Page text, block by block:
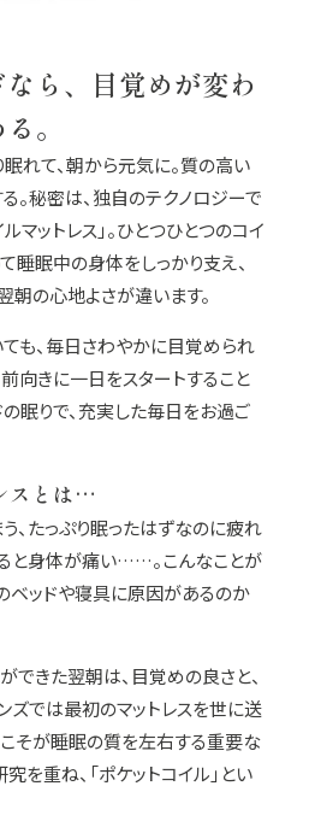
ら、目覚めが変わ
。
眠れて、朝から元気に。質の高い
。秘密は、独自のテクノロジーで
マットレス」。ひとつひとつのコイ
睡眠中の身体をしっかり支え、
朝の心地よさが違います。
も、毎日さわやかに目覚められ
向きに一日をスタートすること
の眠りで、充実した毎日をお過ご
スとは…
、たっぷり眠ったはずなのに疲れ
と身体が痛い……。こんなことが
ベッドや寝具に原因があるのか
できた翌朝は、目覚めの良さと、
ズでは最初のマットレスを世に送
こそが睡眠の質を左右する重要な
を重ね、「ポケットコイル」とい